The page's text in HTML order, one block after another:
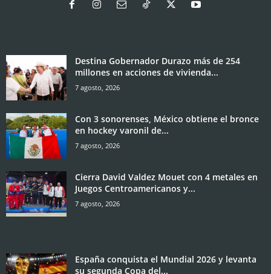
Destina Gobernador Durazo más de 254
millones en acciones de vivienda...
7 agosto, 2026
Con 3 sonorenses, México obtiene el bronce
en hockey varonil de...
7 agosto, 2026
Cierra David Valdez Mouet con 4 metales en
Juegos Centroamericanos y...
7 agosto, 2026
España conquista el Mundial 2026 y levanta
su segunda Copa del...